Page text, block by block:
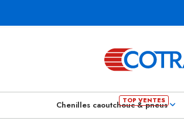
Chenilles caoutchouc & pneus